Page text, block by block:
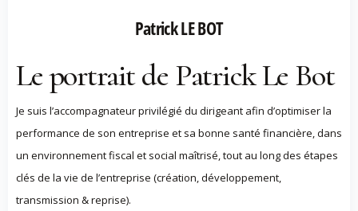
Patrick LE BOT
Le portrait de Patrick Le Bot
Je suis l’accompagnateur privilégié du dirigeant afin d’optimiser la
performance de son entreprise et sa bonne santé financière, dans
un environnement fiscal et social maîtrisé, tout au long des étapes
clés de la vie de l’entreprise (création, développement,
transmission & reprise).